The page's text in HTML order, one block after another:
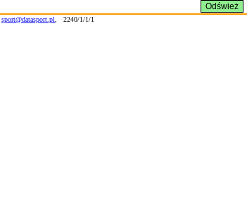
sport@datasport.pl 2240/1/1/1